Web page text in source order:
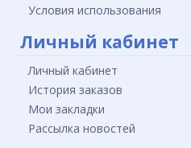
Условия использования
Личный кабинет
Личный кабинет
История заказов
Мои закладки
Рассылка новостей